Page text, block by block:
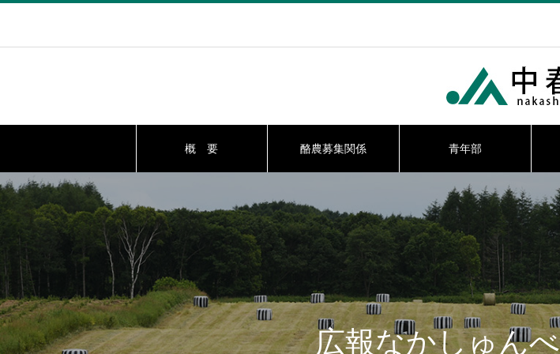
概 要 酪農募集関係 青年部
広報なかしゅん